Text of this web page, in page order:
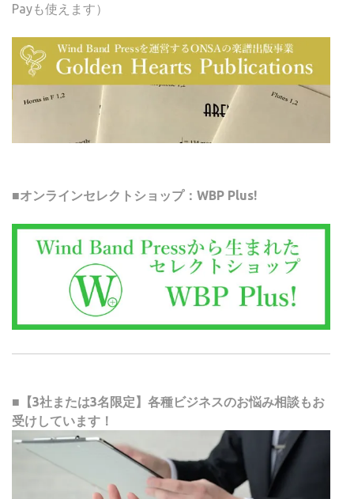
Payも使えます）
■オンラインセレクトショップ：WBP Plus!
■【3社または3名限定】各種ビジネスのお悩み相談もお
受けしています！